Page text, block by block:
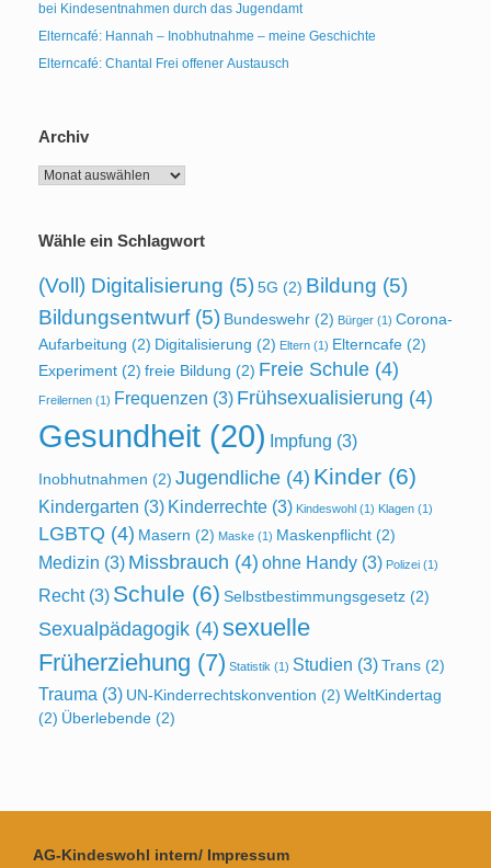
bei Kindesentnahmen durch das Jugendamt
Elterncafé: Hannah – Inobhutnahme – meine Geschichte
Elterncafé: Chantal Frei offener Austausch
Archiv
Archiv
Wähle ein Schlagwort
(Voll) Digitalisierung (5)5G (2) Bildung (5)
Bildungsentwurf(5) Bundeswehr (2) Bürger (1) Corona-
Aufarbeitung (2) Digitalisierung (2) Eltern (1) Elterncafe (2)
Experiment (2) freie Bildung (2) Freie Schule (4)
Freilernen (1) Frequenzen (3) Frühsexualisierung (4)
Gesundheit (20) Impfung (3)
Inobhutnahmen (2) Jugendliche (4) Kinder (6)
Kindergarten (3) Kinderrechte (3) Kindeswohl (1) Klagen (1)
LGBTQ (4) Masern (2) Maske (1) Maskenpflicht (2)
Medizin (3) Missbrauch (4) ohne Handy (3) Polizei (1)
Recht(3) Schule (6) Selbstbestimmungsgesetz (2)
Sexualpädagogik (4) sexuelle
Früherziehung (7) Statistik (1) Studien (3)Trans (2)
Trauma (3) UN-Kinderrechtskonvention (2) WeltKindertag
(2) Überlebende (2)
AG-Kindeswohl intern/ Impressum